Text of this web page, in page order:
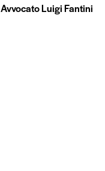
Avvocato Luigi Fantini